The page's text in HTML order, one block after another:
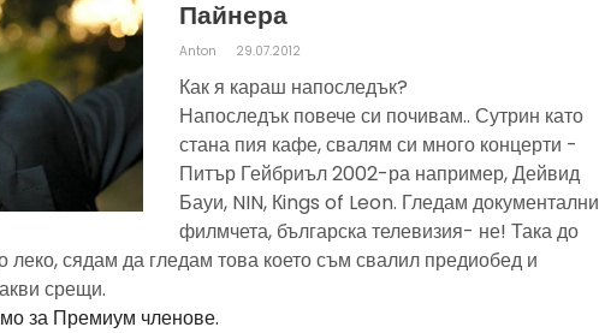
Пайнера
Anton 29.07.2012
Как я караш напоследък?
Напоследък повече си почивам.. Сутрин като
стана пия кафе, свалям си много концерти -
Питър Гейбриъл 2002-ра например, Дейвид
Бауи, NIN, Кings of Leon. Гледам документални
филмчета, българска телевизия- не! Така до
сядам да гледам това което съм свалил предиобед и
срещи.
за Премиум членове.